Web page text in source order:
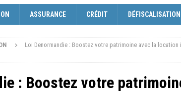
ASSURANCE CRÉDIT DÉFISCALISATION
Loi Denormandie : Boostez votre patrimoine avec la location
: Boostez votre